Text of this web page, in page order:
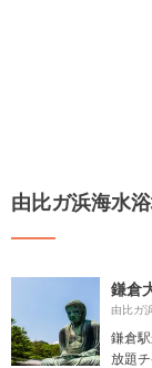
由比ガ浜海水
鎌倉
由比ガ
鎌倉
放題